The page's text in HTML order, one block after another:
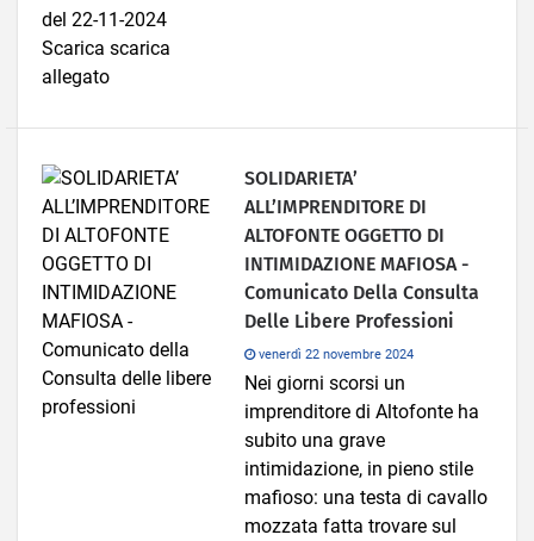
SOLIDARIETA’
ALL’IMPRENDITORE DI
ALTOFONTE OGGETTO DI
INTIMIDAZIONE MAFIOSA -
Comunicato Della Consulta
Delle Libere Professioni
venerdì 22 novembre 2024
Nei giorni scorsi un
imprenditore di Altofonte ha
subito una grave
intimidazione, in pieno stile
mafioso: una testa di cavallo
mozzata fatta trovare sul